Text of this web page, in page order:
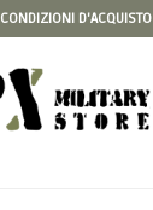
CONDIZIONI D'ACQUISTO